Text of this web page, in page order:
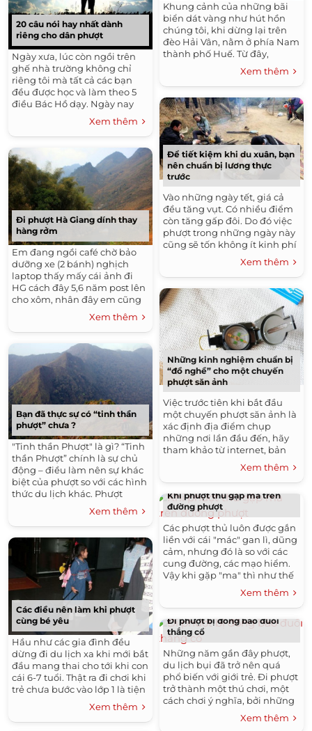
20 câu nói hay nhất dành
riêng cho dân phượt
Ngày xưa, lúc còn ngồi trên
ghế nhà trường không chỉ
riêng tôi mà tất cả các bạn
đều được học và làm theo 5
điều Bác Hồ dạy. Ngày nay
khi đi phượt ae phượt thủ
cũng được học những điều...
Xem thêm
Đi phượt Hà Giang dính thay
hàng rởm
Em đang ngồi café chờ bảo
dưỡng xe (2 bánh) nghịch
laptop thấy mấy cái ảnh đi
HG cách đây 5,6 năm post lên
cho xôm, nhân đây em cũng
nhờ các bác tư vấn chút,
thông thường đi xe thì
khoảng bao nhiêu km hoặc...
Xem thêm
Bạn đã thực sự có “tinh thần
phượt” chưa ?
"Tinh thần Phượt" là gì? “Tinh
thần Phượt” chính là sự chủ
động – điều làm nên sự khác
biệt của phượt so với các hình
thức du lịch khác. Phượt
không có nghĩa là phải chạy
xe máy, hay phải...
Xem thêm
Các điều nên làm khi phượt
cùng bé yêu
Hầu như các gia đình đều
dừng đi du lịch xa khi mới bắt
đầu mang thai cho tới khi con
cái 6-7 tuổi. Thật ra đi chơi khi
trẻ chưa bước vào lớp 1 là tiện
nhất, vì trẻ chưa bị phụ thuộc
Xem thêm
Khung cảnh của những bãi
biển dát vàng như hút hồn
chúng tôi, khi dừng lại trên
đèo Hải Vân, nằm ở phía Nam
thành phố Huế. Từ đây,
chúng tôi bắt đầu đổ dốc trên
những cung đường ngoằn
ngoèo....
Xem thêm
Để tiết kiệm khi du xuân, bạn
nên chuẩn bị lương thực
trước
Vào những ngày tết, giá cả
đều tăng vụt. Có nhiều điểm
còn tăng gấp đôi. Do đó việc
phượt trong những ngày này
cũng sẽ tốn không ít kinh phí
cho các bạn. Để tiết kiệm chi
phí nhiều hơn cho chuyến...
Xem thêm
Những kinh nghiệm chuẩn bị
“đồ nghề” cho một chuyến
phượt săn ảnh
Việc trước tiên khi bắt đầu
một chuyến phượt săn ảnh là
xác định địa điểm chụp
những nơi lần đầu đến, hãy
tham khảo từ internet, bản
đồ, Google map... Nhưng tốt
nhất vẫn là một chuyến...
Xem thêm
Khi phượt thủ gặp ma trên
đường phượt
Các phượt thủ luôn được gắn
liền với cái "mác" gan lì, dũng
cảm, nhưng đó là so với các
cung đường, các mạo hiểm.
Vậy khi gặp "ma" thì như thế
nào đây ta ????:?: ​ Buổi tối
cuối tháng 10, khi...
Xem thêm
Đi phượt bị đồng bào đuổi
thắng cổ
Những năm gần đây phượt,
du lịch bụi đã trở nên quá
phổ biến với giới trẻ. Đi phượt
trở thành một thú chơi, một
cách chơi ý nghĩa, bởi những
trải nghiệm thú vị, những
cảm xúc mới mẻ, những...
Xem thêm